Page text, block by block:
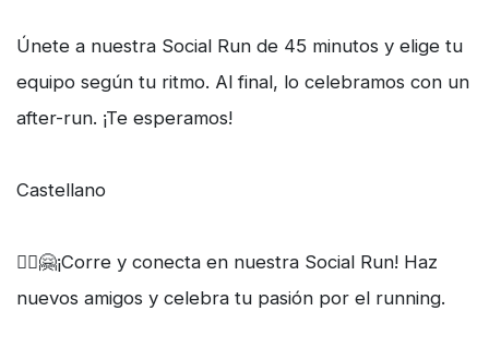
Únete a nuestra Social Run de 45 minutos y elige tu
equipo según tu ritmo. Al final, lo celebramos con un
after-run. ¡Te esperamos!
Castellano
🏃‍♀️🤗¡Corre y conecta en nuestra Social Run! Haz
nuevos amigos y celebra tu pasión por el running.